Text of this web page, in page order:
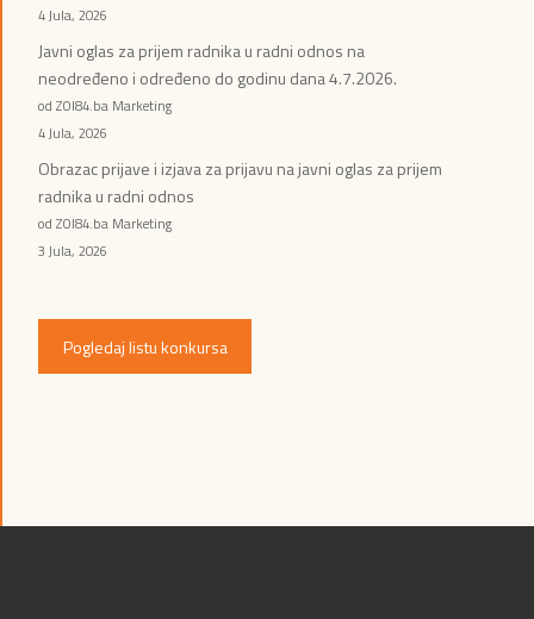
4 Jula, 2026
Javni oglas za prijem radnika u radni odnos na
neodređeno i određeno do godinu dana 4.7.2026.
od ZOI84.ba Marketing
4 Jula, 2026
Obrazac prijave i izjava za prijavu na javni oglas za prijem
radnika u radni odnos
od ZOI84.ba Marketing
3 Jula, 2026
Pogledaj listu konkursa